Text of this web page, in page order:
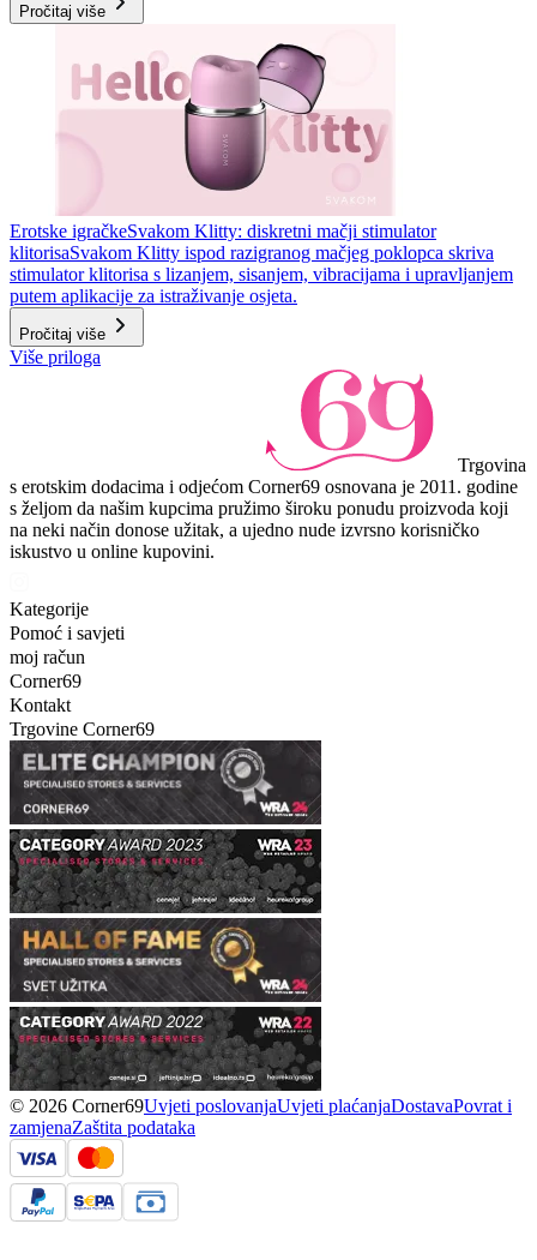
Pročitaj više
Erotske igračkeSvakom Klitty: diskretni mačji stimulator
klitorisaSvakom Klitty ispod razigranog mačjeg poklopca skriva
stimulator klitorisa s lizanjem, sisanjem, vibracijama i upravljanjem
putem aplikacije za istraživanje osjeta.
Pročitaj više
Više priloga
Trgovina
s erotskim dodacima i odjećom Corner69 osnovana je 2011. godine
s željom da našim kupcima pružimo široku ponudu proizvoda koji
na neki način donose užitak, a ujedno nude izvrsno korisničko
iskustvo u online kupovini.
Kategorije
Pomoć i savjeti
moj račun
Corner69
Kontakt
Trgovine Corner69
© 2026 Corner69Uvjeti poslovanjaUvjeti plaćanjaDostavaPovrat i
zamjenaZaštita podataka